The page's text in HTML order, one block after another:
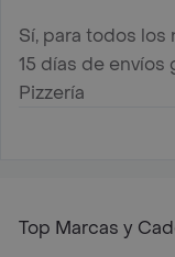
Sí, para todos
15 días de envíos
Pizzería
Top Marcas y